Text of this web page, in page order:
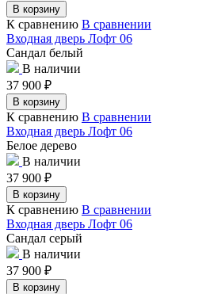
В корзину
К сравнению В сравнении
Входная дверь Лофт 06
Сандал белый
В наличии
37 900 ₽
В корзину
К сравнению В сравнении
Входная дверь Лофт 06
Белое дерево
В наличии
37 900 ₽
В корзину
К сравнению В сравнении
Входная дверь Лофт 06
Сандал серый
В наличии
37 900 ₽
В корзину